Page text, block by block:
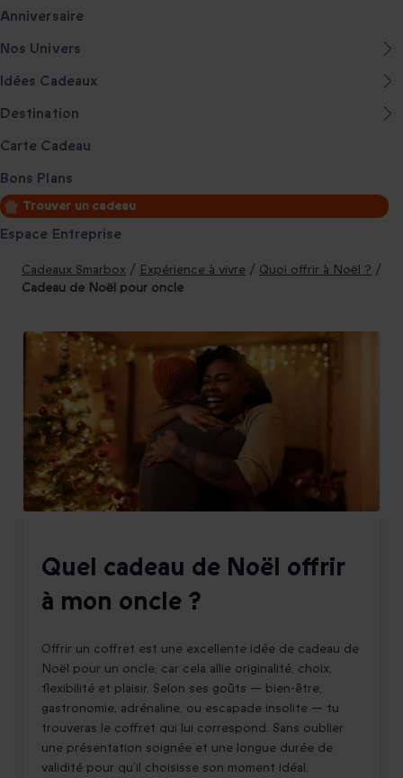
Anniversaire
Nos Univers
Idées Cadeaux
Destination
Carte Cadeau
Bons Plans
Trouver un cadeau
Espace Entreprise
Cadeaux Smarbox / Expérience à vivre / Quoi offrir à Noël ? /
Cadeau de Noël pour oncle
Quel cadeau de Noël offrir
à mon oncle ?
Offrir un coffret est une excellente idée de cadeau de
Noël pour un oncle, car cela allie originalité, choix,
flexibilité et plaisir. Selon ses goûts — bien-être,
gastronomie, adrénaline, ou escapade insolite — tu
trouveras le coffret qui lui correspond. Sans oublier
une présentation soignée et une longue durée de
validité pour qu’il choisisse son moment idéal.